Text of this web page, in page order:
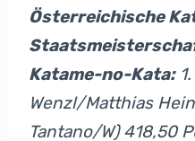
Österreichische
Katame-no-Kata:1.
Wenzl/Matthias
Tantano/W) 418,50